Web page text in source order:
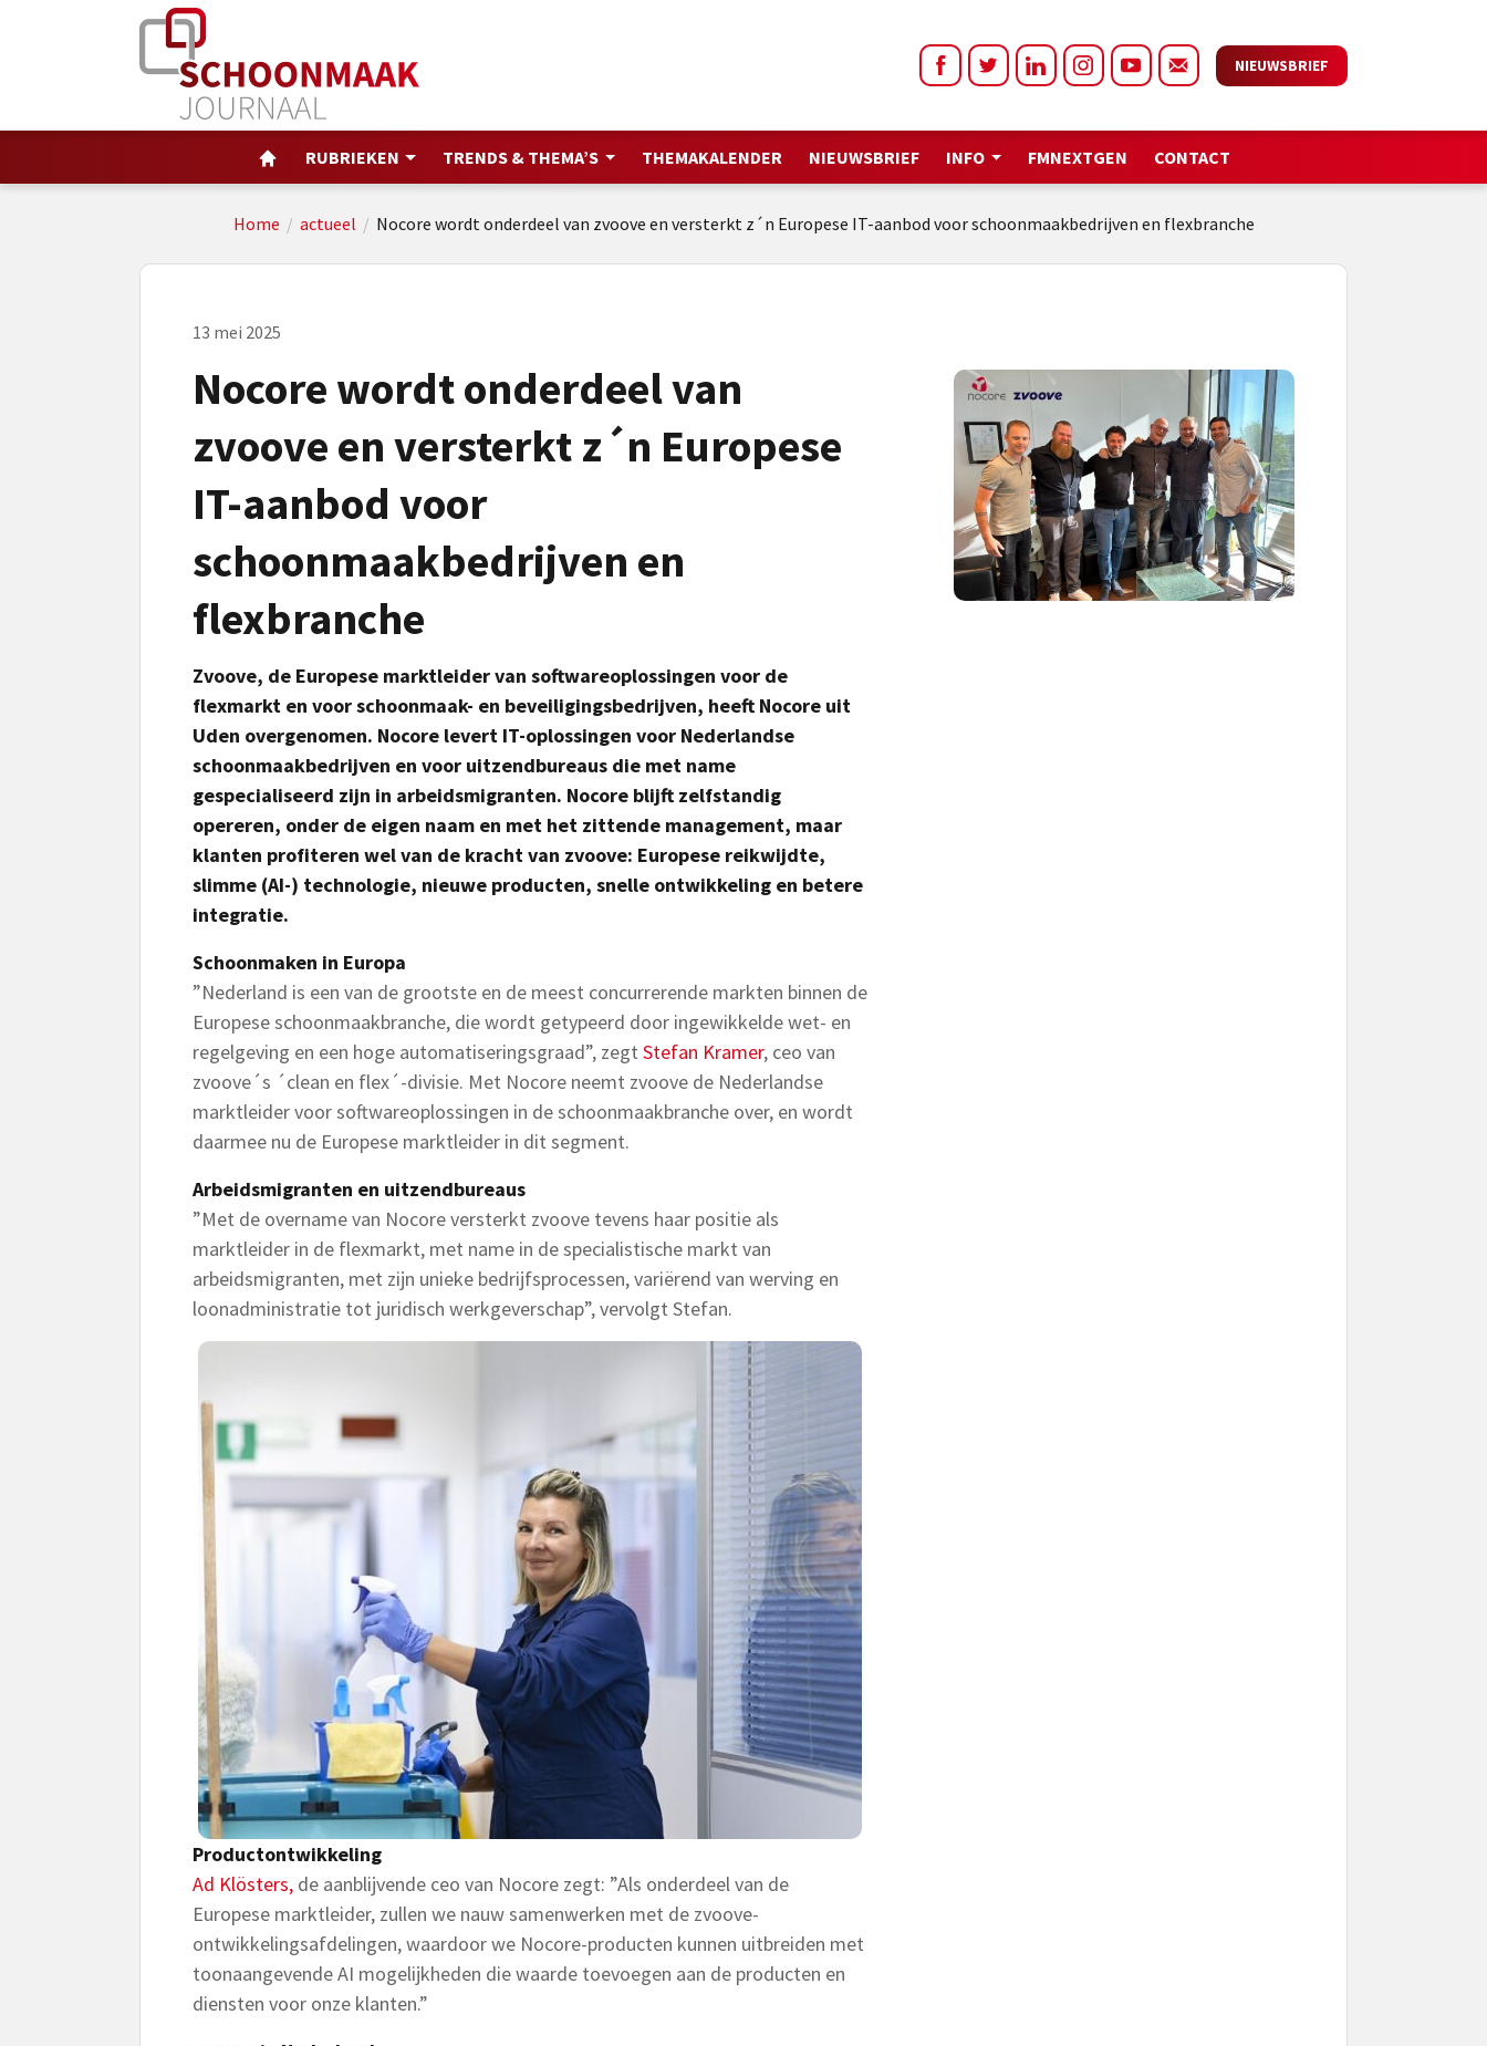
NIEUWSBRIEF
RUBRIEKEN TRENDS & THEMA’S THEMAKALENDER NIEUWSBRIEF INFO FMNEXTGEN CONTACT
Home / actueel / Nocore wordt onderdeel van zvoove en versterkt z´n Europese IT-aanbod voor schoonmaakbedrijven en flexbranche
13 mei 2025
Nocore wordt onderdeel van
zvoove en versterkt z´n Europese
IT-aanbod voor
schoonmaakbedrijven en
flexbranche
Zvoove, de Europese marktleider van softwareoplossingen voor de
flexmarkt en voor schoonmaak- en beveiligingsbedrijven, heeft Nocore uit
Uden overgenomen. Nocore levert IT-oplossingen voor Nederlandse
schoonmaakbedrijven en voor uitzendbureaus die met name
gespecialiseerd zijn in arbeidsmigranten. Nocore blijft zelfstandig
opereren, onder de eigen naam en met het zittende management, maar
klanten profiteren wel van de kracht van zvoove: Europese reikwijdte,
slimme (AI-) technologie, nieuwe producten, snelle ontwikkeling en betere
integratie.
Schoonmaken in Europa
”Nederland is een van de grootste en de meest concurrerende markten binnen de
Europese schoonmaakbranche, die wordt getypeerd door ingewikkelde wet- en
regelgeving en een hoge automatiseringsgraad”, zegt Stefan Kramer, ceo van
zvoove´s ´clean en flex´-divisie. Met Nocore neemt zvoove de Nederlandse
marktleider voor softwareoplossingen in de schoonmaakbranche over, en wordt
daarmee nu de Europese marktleider in dit segment.
Arbeidsmigranten en uitzendbureaus
”Met de overname van Nocore versterkt zvoove tevens haar positie als
marktleider in de flexmarkt, met name in de specialistische markt van
arbeidsmigranten, met zijn unieke bedrijfsprocessen, variërend van werving en
loonadministratie tot juridisch werkgeverschap”, vervolgt Stefan.
Productontwikkeling
Ad Klösters, de aanblijvende ceo van Nocore zegt: ”Als onderdeel van de
Europese marktleider, zullen we nauw samenwerken met de zvoove-
ontwikkelingsafdelingen, waardoor we Nocore-producten kunnen uitbreiden met
toonaangevende AI mogelijkheden die waarde toevoegen aan de producten en
diensten voor onze klanten.”